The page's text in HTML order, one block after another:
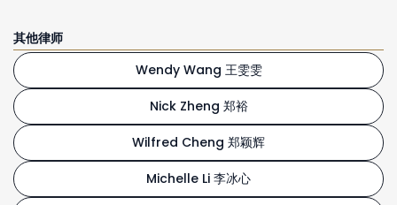
其他律师
Wendy Wang 王雯雯
Nick Zheng 郑裕
Wilfred Cheng 郑颖辉
Michelle Li 李冰心